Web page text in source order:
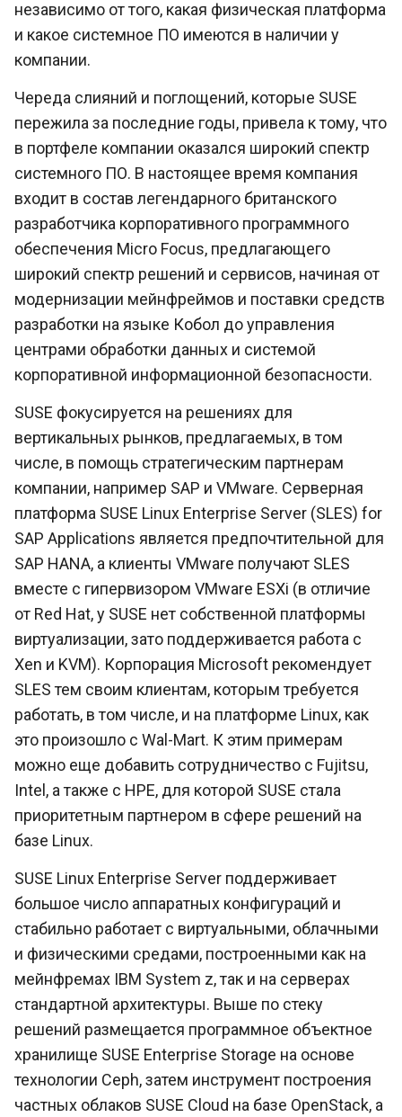
независимо от того, какая физическая платформа
и какое системное ПО имеются в наличии у
компании.
Череда слияний и поглощений, которые SUSE
пережила за последние годы, привела к тому, что
в портфеле компании оказался широкий спектр
системного ПО. В настоящее время компания
входит в состав легендарного британского
разработчика корпоративного программного
обеспечения Micro Focus, предлагающего
широкий спектр решений и сервисов, начиная от
модернизации мейнфреймов и поставки средств
разработки на языке Кобол до управления
центрами обработки данных и системой
корпоративной информационной безопасности.
SUSE фокусируется на решениях для
вертикальных рынков, предлагаемых, в том
числе, в помощь стратегическим партнерам
компании, например SAP и VMware. Серверная
платформа SUSE Linux Enterprise Server (SLES) for
SAP Applications является предпочтительной для
SAP HANA, а клиенты VMware получают SLES
вместе с гипервизором VMware ESXi (в отличие
от Red Hat, у SUSE нет собственной платформы
виртуализации, зато поддерживается работа с
Xen и KVM). Корпорация Microsoft рекомендует
SLES тем своим клиентам, которым требуется
работать, в том числе, и на платформе Linux, как
это произошло с Wal-Mart. К этим примерам
можно еще добавить сотрудничество с Fujitsu,
Intel, а также с HPE, для которой SUSE стала
приоритетным партнером в сфере решений на
базе Linux.
SUSE Linux Enterprise Server поддерживает
большое число аппаратных конфигураций и
стабильно работает с виртуальными, облачными
и физическими средами, построенными как на
мейнфремах IBM System z, так и на серверах
стандартной архитектуры. Выше по стеку
решений размещается программное объектное
хранилище SUSE Enterprise Storage на основе
технологии Ceph, затем инструмент построения
частных облаков SUSE Cloud на базе OpenStack, а